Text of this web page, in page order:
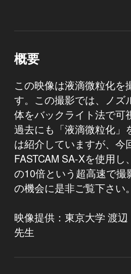
概要
この映像は液滴微粒化を
す。この撮影では、ノズ
体をバックライト法で可
過去にも「液滴微粒化」
は紹介していますが、今
FASTCAM SA-Xを使用
の10倍という超高速で撮
の機会に是非ご覧下さい。
映像提供：東京大学 渡
先生